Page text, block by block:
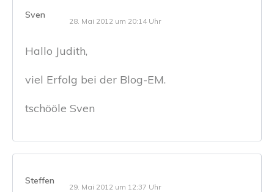
Sven
28. Mai 2012 um 20:14 Uhr
Hallo Judith,
viel Erfolg bei der Blog-EM.
tschööle Sven
Steffen
29. Mai 2012 um 12:37 Uhr